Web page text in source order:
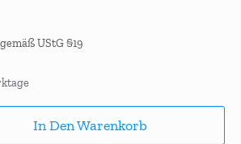
UStG §19
In Den Warenkorb